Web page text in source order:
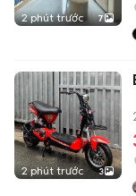
2 phút trước 7
2 phút trước 3